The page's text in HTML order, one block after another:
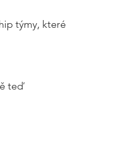
týmy, které
teď